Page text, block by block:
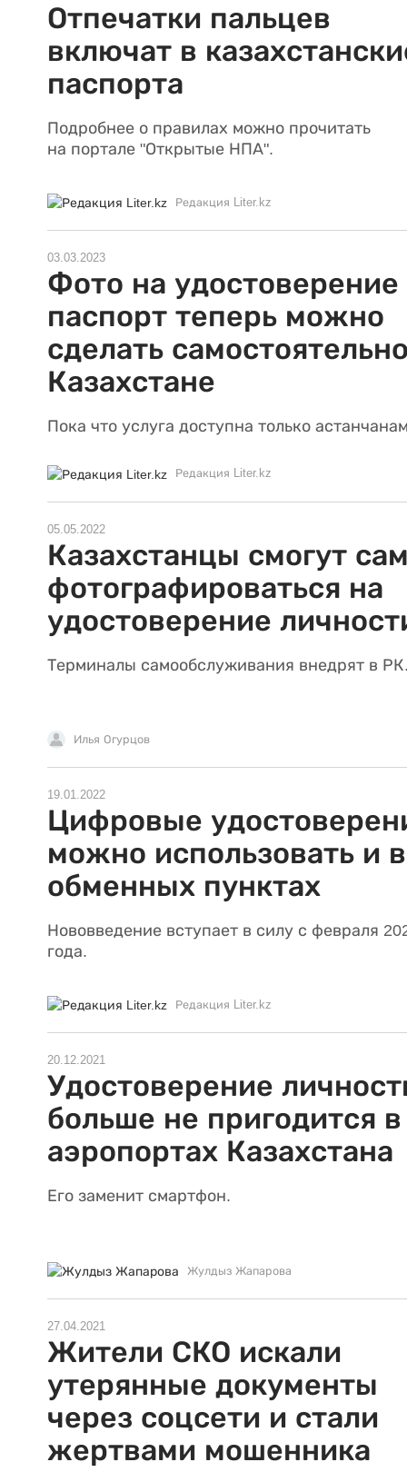
Отпечатки пальцев
включат в
паспорта
Подробнее о правилах можно прочитать
на портале "Открытые НПА".
Редакция Liter.kz
03.03.2023
Фото на удостоверение
паспорт теперь можно
сделать
Казахстане
Пока что услуга доступна только
Редакция Liter.kz
05.05.2022
Казахстанцы смогут
фотографироваться на
удостоверение
Терминалы самообслуживания внедрят в
Илья Огурцов
19.01.2022
Цифровые
можно использовать и в
обменных пунктах
Нововведение вступает в силу с февраля
года.
Редакция Liter.kz
20.12.2021
Удостоверение
больше не пригодится в
аэропортах Казахстана
Его заменит смартфон.
Жулдыз Жапарова
27.04.2021
Жители СКО искали
утерянные документы
через соцсети и стали
жертвами мошенника